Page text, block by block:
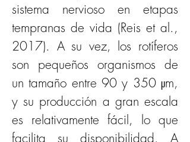
sistema nervioso en etapas
tempranas de vida (Reis et al.,
2017). A su vez, los rotíferos
son pequeños organismos de
un tamaño entre 90 y 350 μm,
y su producción a gran escala
es relativamente fácil, lo que
facilita su disponibilidad. A